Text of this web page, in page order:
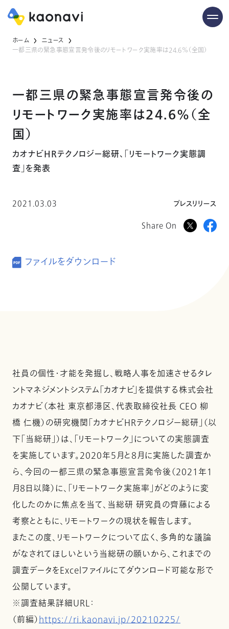
ホーム
ニュース
一都三県の緊急事態宣言発令後のリモートワーク実施率は24.6％（全国）
一都三県の緊急事態宣言発令後の
リモートワーク実施率は24.6％（全
国）
カオナビHRテクノロジー総研、「リモートワーク実態調
査」を発表
2021.03.03 プレスリリース
Share On
ファイルをダウンロード
社員の個性・才能を発掘し、戦略人事を加速させるタレ
ントマネジメントシステム「カオナビ」を提供する株式会社
カオナビ（本社 東京都港区、代表取締役社長 CEO 柳
橋 仁機）の研究機関「カオナビHRテクノロジー総研」（以
下「当総研」）は、「リモートワーク」についての実態調査
を実施しています。2020年5月と８月に実施した調査か
ら、今回の一都三県の緊急事態宣言発令後（2021年１
月８日以降）に、「リモートワーク実施率」がどのように変
化したのかに焦点を当て、当総研 研究員の齊藤による
考察とともに、リモートワークの現状を報告します。
またこの度、リモートワークについて広く、多角的な議論
がなされてほしいという当総研の願いから、これまでの
調査データをExcelファイルにてダウンロード可能な形で
公開しています。
※調査結果詳細URL：
（前編）https://ri.kaonavi.jp/20210225/